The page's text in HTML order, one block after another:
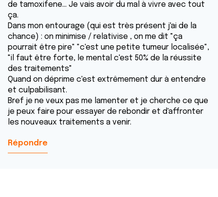
de tamoxifene... Je vais avoir du mal à vivre avec tout
ça.
Dans mon entourage (qui est très présent j'ai de la
chance) : on minimise / relativise , on me dit "ça
pourrait être pire" "c'est une petite tumeur localisée",
"il faut être forte, le mental c'est 50% de la réussite
des traitements"
Quand on déprime c'est extrêmement dur à entendre
et culpabilisant.
Bref je ne veux pas me lamenter et je cherche ce que
je peux faire pour essayer de rebondir et d'affronter
les nouveaux traitements a venir.
Répondre